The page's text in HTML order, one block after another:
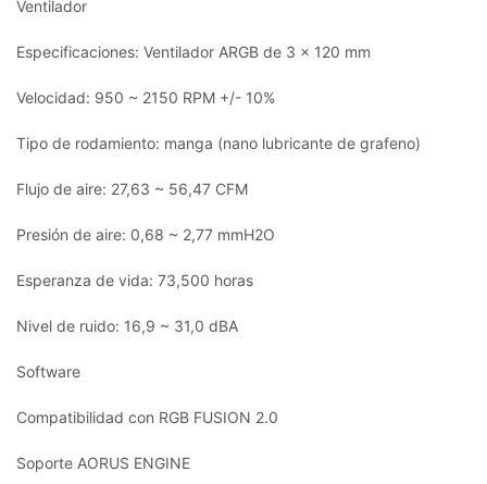
Ventilador
Especificaciones: Ventilador ARGB de 3 x 120 mm
Velocidad: 950 ~ 2150 RPM +/- 10%
Tipo de rodamiento: manga (nano lubricante de grafeno)
Flujo de aire: 27,63 ~ 56,47 CFM
Presión de aire: 0,68 ~ 2,77 mmH2O
Esperanza de vida: 73,500 horas
Nivel de ruido: 16,9 ~ 31,0 dBA
Software
Compatibilidad con RGB FUSION 2.0
Soporte AORUS ENGINE